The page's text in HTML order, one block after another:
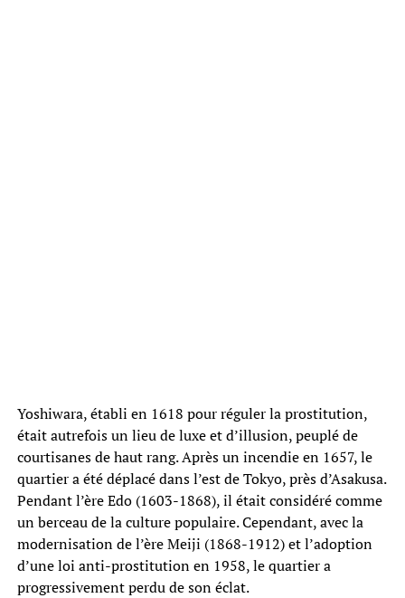
Yoshiwara, établi en 1618 pour réguler la prostitution,
était autrefois un lieu de luxe et d’illusion, peuplé de
courtisanes de haut rang. Après un incendie en 1657, le
quartier a été déplacé dans l’est de Tokyo, près d’Asakusa.
Pendant l’ère Edo (1603-1868), il était considéré comme
un berceau de la culture populaire. Cependant, avec la
modernisation de l’ère Meiji (1868-1912) et l’adoption
d’une loi anti-prostitution en 1958, le quartier a
progressivement perdu de son éclat.